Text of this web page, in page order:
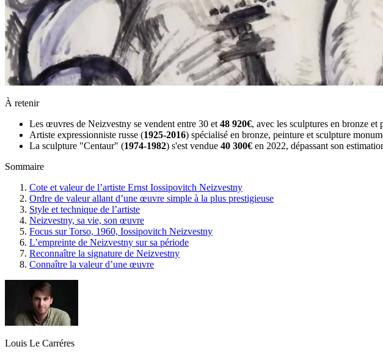
À retenir
Les œuvres de Neizvestny se vendent entre 30 et 48 920€, avec les sculptures en bronze et
Artiste expressionniste russe (1925-2016) spécialisé en bronze, peinture et sculpture
La sculpture "Centaur" (1974-1982) s'est vendue 40 300€ en 2022, dépassant son
Sommaire
Cote et valeur de l’artiste Ernst Iossipovitch Neizvestny
Ordre de valeur allant d’une œuvre simple à la plus prestigieuse
Style et technique de l’artiste
Neizvestny, sa vie, son œuvre
Focus sur Torso, 1960, Iossipovitch Neizvestny
L’empreinte de Neizvestny sur sa période
Reconnaître la signature de Neizvestny
Connaître la valeur d’une œuvre
Louis Le Carréres